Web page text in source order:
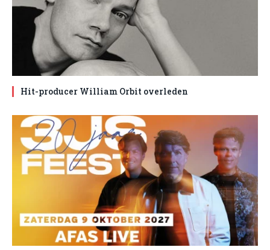
Hit-producer William Orbit overleden